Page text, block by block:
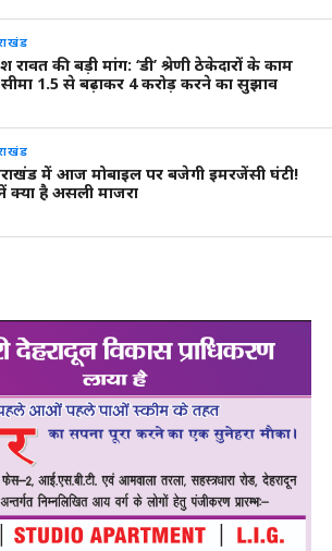
रावत की बड़ी मांग: ‘डी’ श्रेणी ठेकेदारों के काम
1.5 से बढ़ाकर 4 करोड़ करने का सुझाव
में आज मोबाइल पर बजेगी इमरजेंसी घंटी!
क्या है असली माजरा